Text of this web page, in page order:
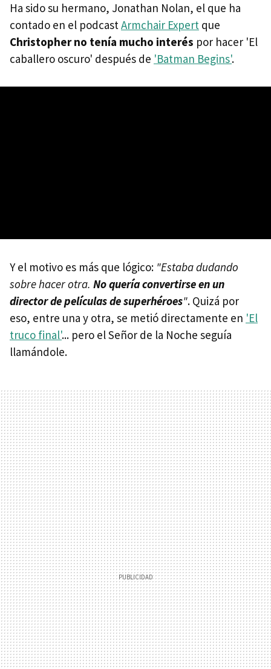
Ha sido su hermano, Jonathan Nolan, el que ha
contado en el podcastArmchair Expert que
Christopher no tenía mucho interés por hacer 'El
caballero oscuro' después de 'Batman Begins'.
Y el motivo es más que lógico: "Estaba dudando
sobre hacer otra. No quería convertirse en un
director de películas de superhéroes". Quizá por
eso, entre una y otra, se metió directamente en 'El
truco final'... pero el Señor de la Noche seguía
llamándole.